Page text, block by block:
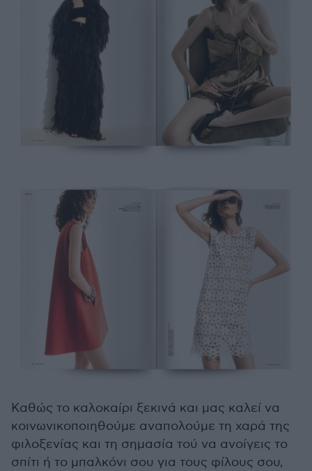
Καθώς το καλοκαίρι ξεκινά και μας καλεί να
κοινωνικοποιηθούμε αναπολούμε τη χαρά της
φιλοξενίας και τη σημασία τού να ανοίγεις το
σπίτι ή το μπαλκόνι σου για τους φίλους σου,